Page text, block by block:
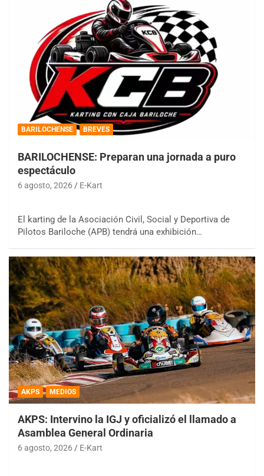
BARILOCHENSE BREVES
BARILOCHENSE: Preparan una jornada a puro
espectáculo
6 agosto, 2026 E-Kart
El karting de la Asociación Civil, Social y Deportiva de
Pilotos Bariloche (APB) tendrá una exhibición…
AKPS MEDIOS
AKPS: Intervino la IGJ y oficializó el llamado a
Asamblea General Ordinaria
6 agosto, 2026 E-Kart